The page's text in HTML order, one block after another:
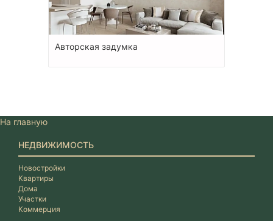
Авторская задумка
На главную
НЕДВИЖИМОСТЬ
Новостройки
Квартиры
Дома
Участки
Коммерция